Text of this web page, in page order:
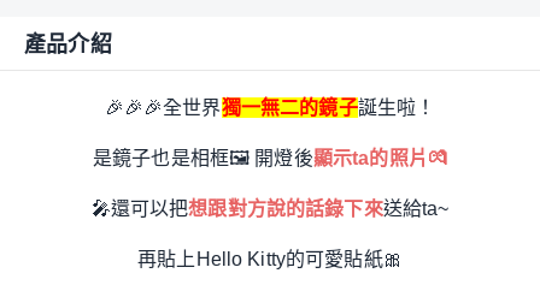
產品介紹
🎉 🎉 🎉全世界獨一無二的鏡子誕生啦！
是鏡子也是相框🖼️ 開燈後顯示ta的照片 💏
🎤還可以把想跟對方說的話錄下來送給ta~
再貼上Hello Kitty的可愛貼紙🎀